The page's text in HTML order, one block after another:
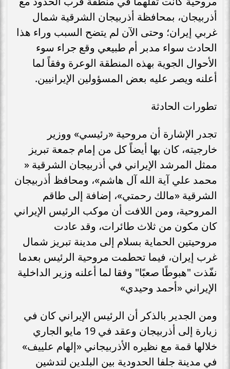
أذربيجان، بمحافظة أذربيجان الشرقية شمال
غربي إيران؛ وحتى الآن لم يتضح السبب وراء هذا
الحادث سواء مدبر أم طبيعي وقع جراء سوء
الأحوال الجوية بهذه المنطقة الوعرة وفقاً لما
أعلنه ويصر عليه بعض المسؤولين الإيرانيين.
تطورات الحادثة
تجدر الإشارة أن مروحية «رئيسي» ووزير
خارجيته، كان بها أيضاً كل من إمام جمعة تبريز
ممثل المرشد الإيراني في أذربيجان الشرقية «
محمد علي آية الله آل هاشم»، ومحافظ أذربيجان
الشرقية «مالك رحمتي»، إضافة إلى طاقم
المروحية، ومن اللافت أن موكب الرئيس الإيراني
كان مكون من ثلاث طائرات، وقد عادت
مروحيتين الحماية بسلام إلى مدينة تبريز شمال
غرب إيران، فيما تحطمت مروحية الرئيس بعدما
نفّذت "هبوطًا صعبًا" وفقا لما أعلنه وزير الداخلية
الإيراني «أحمد وحيدي»
ومن الجدير بالذكر أن الرئيس الإيراني كان في
زيارة إلى أذربيجان وعقد في 19 مايو الجاري
خلالها قمة مع نظيره الأذربيجاني «إلهام علييف»
في مدينة جلفا الحدودية بين البلدين لتدشين